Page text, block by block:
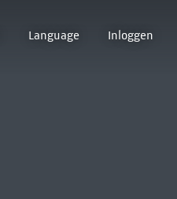
Language Inloggen